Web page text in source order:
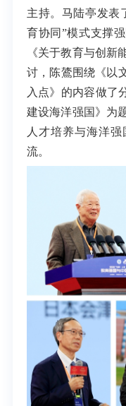
主持。马陆亭发表
育协同”模式支撑
《关于教育与创新
讨，陈鷟围绕《以
入点》的内容做了
建设海洋强国》为
人才培养与海洋
流。